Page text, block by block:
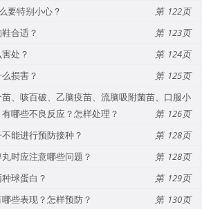
要特别小心？
122
合适？
123
处？
124
损害？
125
、咳百破、乙脑疫苗、流脑吸附菌苗、口服小
哪些不良反应？怎样处理？
126
能进行预防接种？
128
时应注意哪些问题？
128
球蛋白？
129
些表现？怎样预防？
130